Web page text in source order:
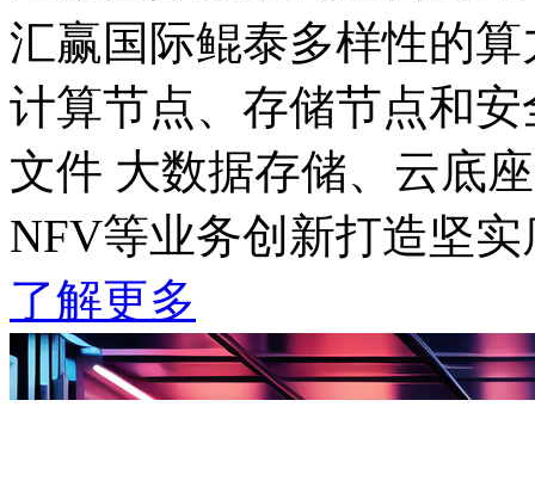
汇赢国际鲲泰多样性的算
计算节点、存储节点和安
文件 大数据存储、云底座
NFV等业务创新打造坚实
了解更多